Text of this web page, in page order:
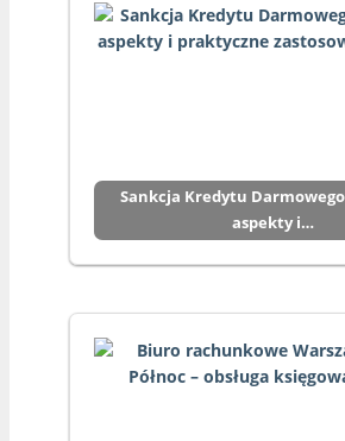
Sankcja Kredytu
aspekty i…